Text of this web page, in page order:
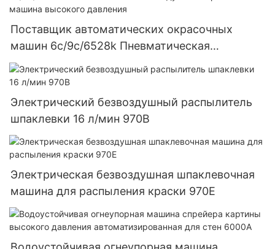
Поставщик автоматических окрасочных
машин 6c/9c/6528k Пневматическая
безвоздушная окрасочная машина высокого
давления
Электрический безвоздушный распылитель
шпаклевки 16 л/мин 970B
Электрическая безвоздушная шпаклевочная
машина для распыления краски 970E